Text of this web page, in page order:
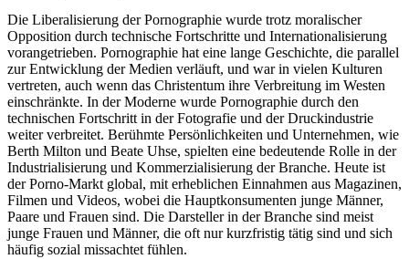
Die Liberalisierung der Pornographie wurde trotz moralischer
Opposition durch technische Fortschritte und Internationalisierung
vorangetrieben. Pornographie hat eine lange Geschichte, die parallel
zur Entwicklung der Medien verläuft, und war in vielen Kulturen
vertreten, auch wenn das Christentum ihre Verbreitung im Westen
einschränkte. In der Moderne wurde Pornographie durch den
technischen Fortschritt in der Fotografie und der Druckindustrie
weiter verbreitet. Berühmte Persönlichkeiten und Unternehmen, wie
Berth Milton und Beate Uhse, spielten eine bedeutende Rolle in der
Industrialisierung und Kommerzialisierung der Branche. Heute ist
der Porno-Markt global, mit erheblichen Einnahmen aus Magazinen,
Filmen und Videos, wobei die Hauptkonsumenten junge Männer,
Paare und Frauen sind. Die Darsteller in der Branche sind meist
junge Frauen und Männer, die oft nur kurzfristig tätig sind und sich
häufig sozial missachtet fühlen.